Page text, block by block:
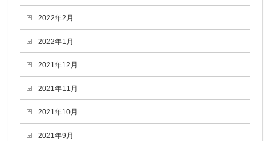
2022年2月
2022年1月
2021年12月
2021年11月
2021年10月
2021年9月